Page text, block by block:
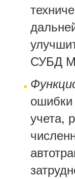
СУБД
ошибки
учета,